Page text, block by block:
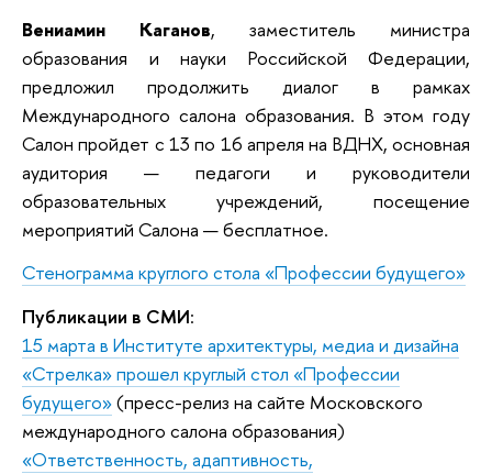
Вениамин Каганов, заместитель министра
образования и науки Российской Федерации,
предложил продолжить диалог в рамках
Международного салона образования. В этом году
Салон пройдет с 13 по 16 апреля на ВДНХ, основная
аудитория — педагоги и руководители
образовательных учреждений, посещение
мероприятий Салона — бесплатное.
Стенограмма круглого стола «Профессии будущего»
Публикации в СМИ:
15 марта в Институте архитектуры, медиа и дизайна
«Стрелка» прошел круглый стол «Профессии
будущего»(пресс-релиз на сайте Московского
международного салона образования)
«Ответственность, адаптивность,